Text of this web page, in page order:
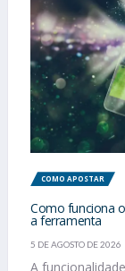
COMO APOSTAR
Como funciona
a ferramenta
5 DE AGOSTO DE 2026
A